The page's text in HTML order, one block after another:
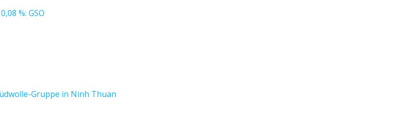
%: GSO
Gruppe in Ninh Thuan